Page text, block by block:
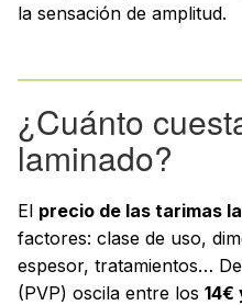
la sensación de amplitud.
¿Cuánto
laminado?
El precio de las tarimas
factores: clase de uso,
espesor, tratamientos…
(PVP) oscila entre los 14€